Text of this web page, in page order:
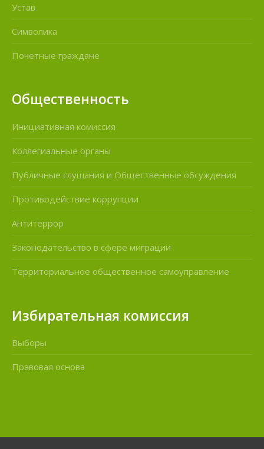
Устав
Символика
Почетные граждане
Общественность
Инициативная комиссия
Коллегиальные органы
Публичные слушания и Общественные обсуждения
Противодействие коррупции
Антитеррор
Законодательство в сфере миграции
Территориальное общественное самоуправление
Избирательная комиссия
Выборы
Правовая основа